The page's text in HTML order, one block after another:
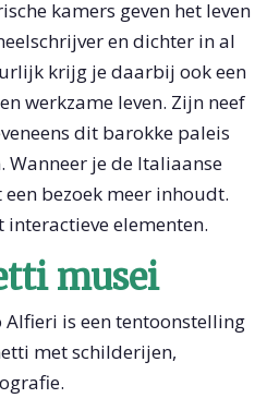
kamers geven het leven
en dichter in al
krijg je daarbij ook een
werkzame leven. Zijn neef
dit barokke paleis
Wanneer je de Italiaanse
bezoek meer inhoudt.
elementen.
musei
Alfieri is een tentoonstelling
met schilderijen,